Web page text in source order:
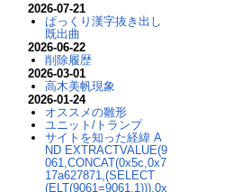
2026-07-21
ぱっくり漢字抜き出し
既出曲
2026-06-22
削除履歴
2026-03-01
高木美帆現象
2026-01-24
オススメの雛形
ユニット/トランプ
サイトを知った経緯 A
ND EXTRACTVALUE(9
061,CONCAT(0x5c,0x7
17a627871,(SELECT
(ELT(9061=9061,1))),0x